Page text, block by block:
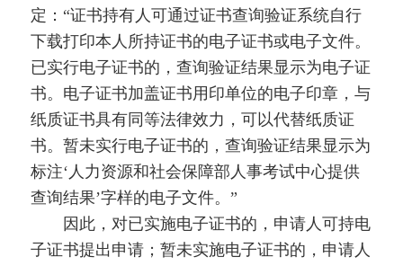
定：“证书持有人可通过证书查询验证系统自行
下载打印本人所持证书的电子证书或电子文件。
已实行电子证书的，查询验证结果显示为电子证
书。电子证书加盖证书用印单位的电子印章，与
纸质证书具有同等法律效力，可以代替纸质证
书。暂未实行电子证书的，查询验证结果显示为
标注‘人力资源和社会保障部人事考试中心提供
查询结果’字样的电子文件。”
因此，对已实施电子证书的，申请人可持电
子证书提出申请；暂未实施电子证书的，申请人